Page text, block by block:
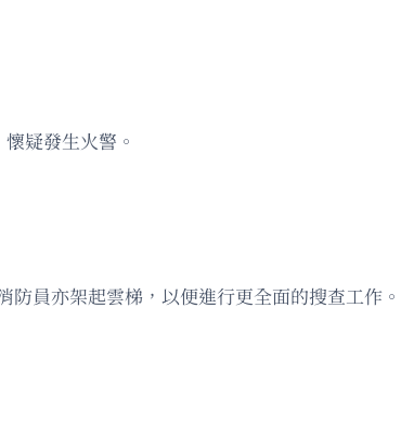
疑發生火警。
員亦架起雲梯，以便進行更全面的搜查工作。